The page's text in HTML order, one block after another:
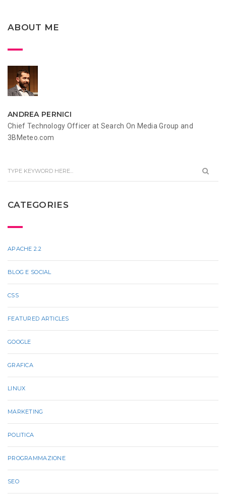
ABOUT ME
ANDREA PERNICI
Chief Technology Officer at Search On Media Group and
3BMeteo.com
CATEGORIES
APACHE 2.2
BLOG E SOCIAL
CSS
FEATURED ARTICLES
GOOGLE
GRAFICA
LINUX
MARKETING
POLITICA
PROGRAMMAZIONE
SEO